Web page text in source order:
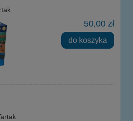
50,00 zł
do koszyka